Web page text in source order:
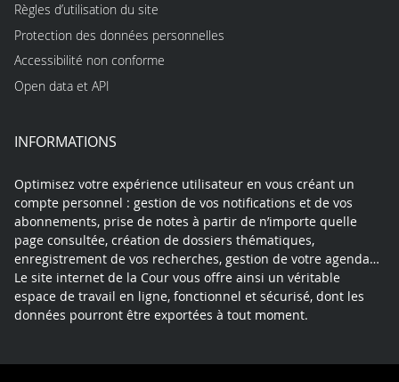
Règles d’utilisation du site
Protection des données personnelles
Accessibilité non conforme
Open data et API
INFORMATIONS
Optimisez votre expérience utilisateur en vous créant un
compte personnel : gestion de vos notifications et de vos
abonnements, prise de notes à partir de n’importe quelle
page consultée, création de dossiers thématiques,
enregistrement de vos recherches, gestion de votre agenda…
Le site internet de la Cour vous offre ainsi un véritable
espace de travail en ligne, fonctionnel et sécurisé, dont les
données pourront être exportées à tout moment.